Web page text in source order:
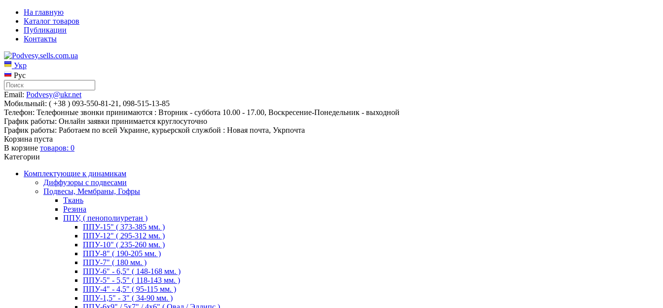
На главную
Каталог товаров
Публикации
Контакты
Укр
Рус
Email: Podvesy@ukr.net
Мобильный: ( +38 ) 093-550-81-21, 098-515-13-85
Телефон: Телефонные звонки принимаются : Вторник - суббота 10.00 - 17.00, Воскресение-Понедельник - выходной
График работы: Онлайн заявки принимается круглосуточно
График работы: Работаем по всей Украине, курьерской службой : Новая почта, Укрпочта
Корзина пуста
В корзине товаров: 0
Категории
Комплектующие к динамикам
Диффузоры с подвесами
Подвесы, Мембраны, Гофры
Ткань
Резина
ППУ, ( пенополиуретан )
ППУ-15" ( 373-385 мм. )
ППУ-12" ( 295-312 мм. )
ППУ-10" ( 235-260 мм. )
ППУ-8" ( 190-205 мм. )
ППУ-7" ( 180 мм. )
ППУ-6" - 6,5" ( 148-168 мм. )
ППУ-5" - 5,5" ( 118-143 мм. )
ППУ-4" - 4,5" ( 95-115 мм. )
ППУ-1,5" - 3" ( 34-90 мм. )